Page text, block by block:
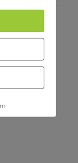
SV Refrath/
3